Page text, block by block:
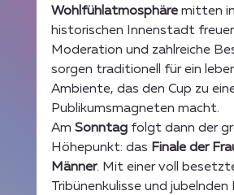
Wohlfühlatmosphäre mitten
historischen Innenstadt
Moderation und zahlreiche
sorgen traditionell für ein
Ambiente, das den Cup zu
Publikumsmagneten macht.
Am Sonntag folgt dann der
Höhepunkt: das Finale der
Männer. Mit einer voll
Tribünenkulisse und jubelnden